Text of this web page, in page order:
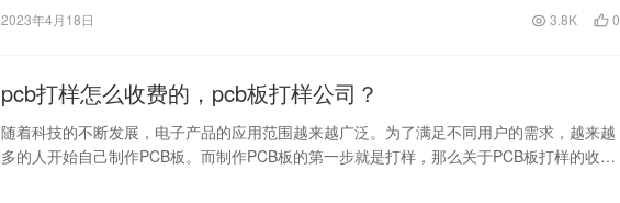
2023年4月18日 3.8K 0
pcb打样怎么收费的，pcb板打样公司？
随着科技的不断发展，电子产品的应用范围越来越广泛。为了满足不同用户的需求，越来越
多的人开始自己制作PCB板。而制作PCB板的第一步就是打样，那么关于PCB板打样的收费